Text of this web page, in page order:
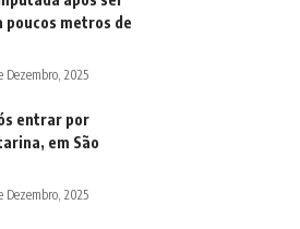
poucos metros de
Dezembro, 2025
entrar por
em São
Dezembro, 2025